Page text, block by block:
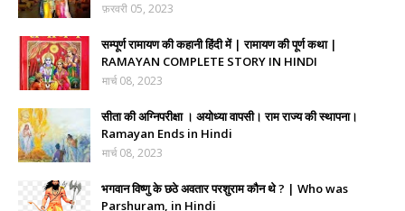
फ़रवरी 05, 2023
सम्पूर्ण रामायण की कहानी हिंदी में | रामायण की पूर्ण कथा |
RAMAYAN COMPLETE STORY IN HINDI
मार्च 08, 2023
सीता की अग्निपरीक्षा । अयोध्या वापसी। राम राज्य की स्थापना।
Ramayan Ends in Hindi
मार्च 08, 2023
भगवान विष्णु के छठे अवतार परशुराम कौन थे ? | Who was
Parshuram, in Hindi